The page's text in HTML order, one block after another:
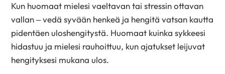
Kun huomaat mielesi vaeltavan tai stressin ottavan
vallan – vedä syvään henkeä ja hengitä vatsan kautta
pidentäen uloshengitystä. Huomaat kuinka sykkeesi
hidastuu ja mielesi rauhoittuu, kun ajatukset leijuvat
hengityksesi mukana ulos.